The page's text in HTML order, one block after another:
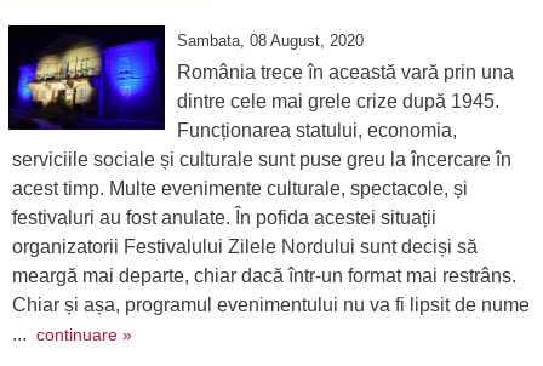
Sambata, 08 August, 2020
România trece în această vară prin una
dintre cele mai grele crize după 1945.
Funcționarea statului, economia,
serviciile sociale și culturale sunt puse greu la încercare în
acest timp. Multe evenimente culturale, spectacole, și
festivaluri au fost anulate. În pofida acestei situații
organizatorii Festivalului Zilele Nordului sunt deciși să
meargă mai departe, chiar dacă într-un format mai restrâns.
Chiar și așa, programul evenimentului nu va fi lipsit de nume
... continuare »